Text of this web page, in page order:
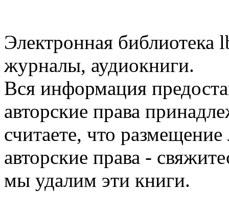
Электронная библиотека
журналы, аудиокниги.
Вся информация
авторские права
считаете, что
авторские права -
мы удалим эти книги.